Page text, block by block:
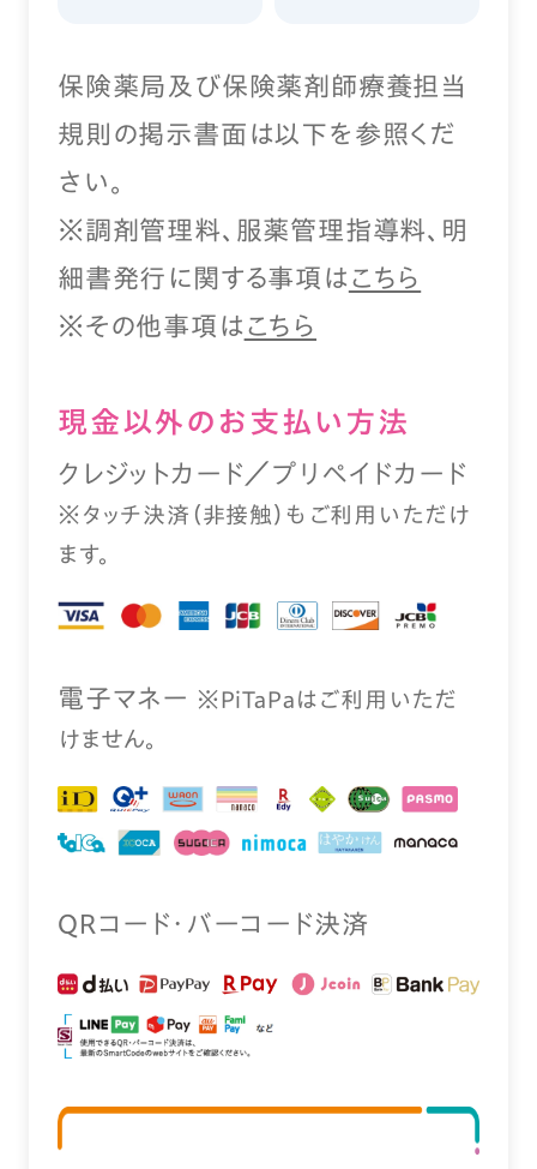
保険薬局及び保険薬剤師療養担当
規則の掲示書面は以下を参照くだ
さい。
※調剤管理料、服薬管理指導料、明
細書発行に関する事項は こちら
※その他事項は こちら
現⾦以外のお⽀払い⽅法
クレジットカード／プリペイドカード
※タッチ決済（⾮接触）もご利⽤いただけ
ます。
電⼦マネー ※PiTaPaはご利⽤いただ
けません。
QRコード・バーコード決済